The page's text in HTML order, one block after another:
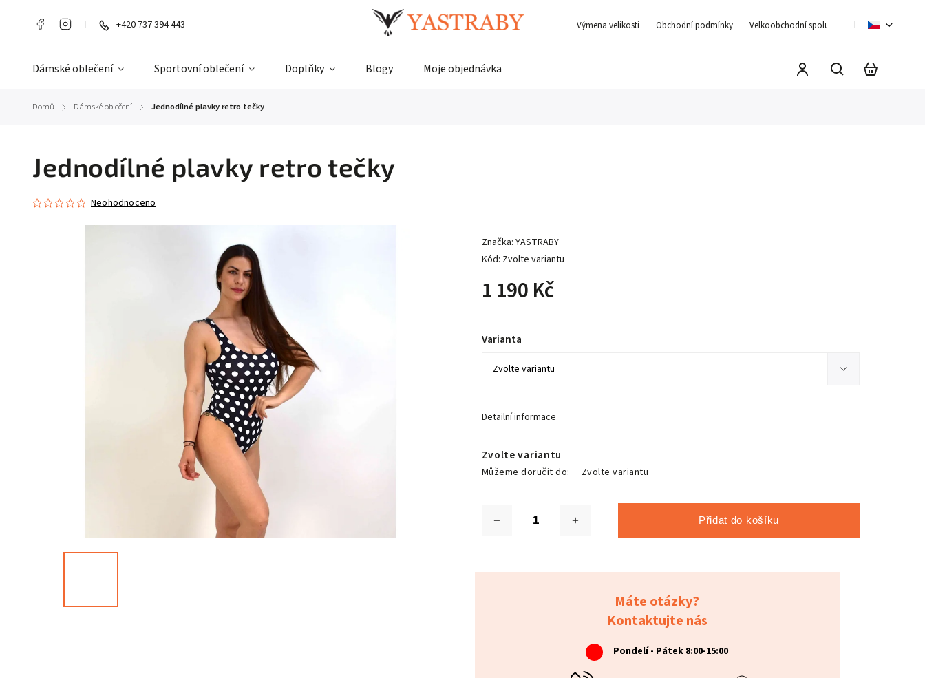
+420 737 394 443 Výmena velikosti Obchodní podmínky Velkoobchodní spolupráce Moje
Dámské oblečení Sportovní oblečení Doplňky Blogy Moje objednávka
Domů / Dámské oblečení / Jednodílné plavky retro tečky
Jednodílné plavky retro tečky
Neohodnoceno
Kód: Zvolte variantu
Značka:YASTRABY
1 190 Kč
Zvolte variantu
Můžeme doručit do: Zvolte variantu
Varianta
Přidat do košíku
Detailní informace
Máte otázky?
Kontaktujte nás
Pondelí - Pátek 8:00-15:00